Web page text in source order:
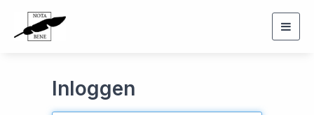
Inloggen